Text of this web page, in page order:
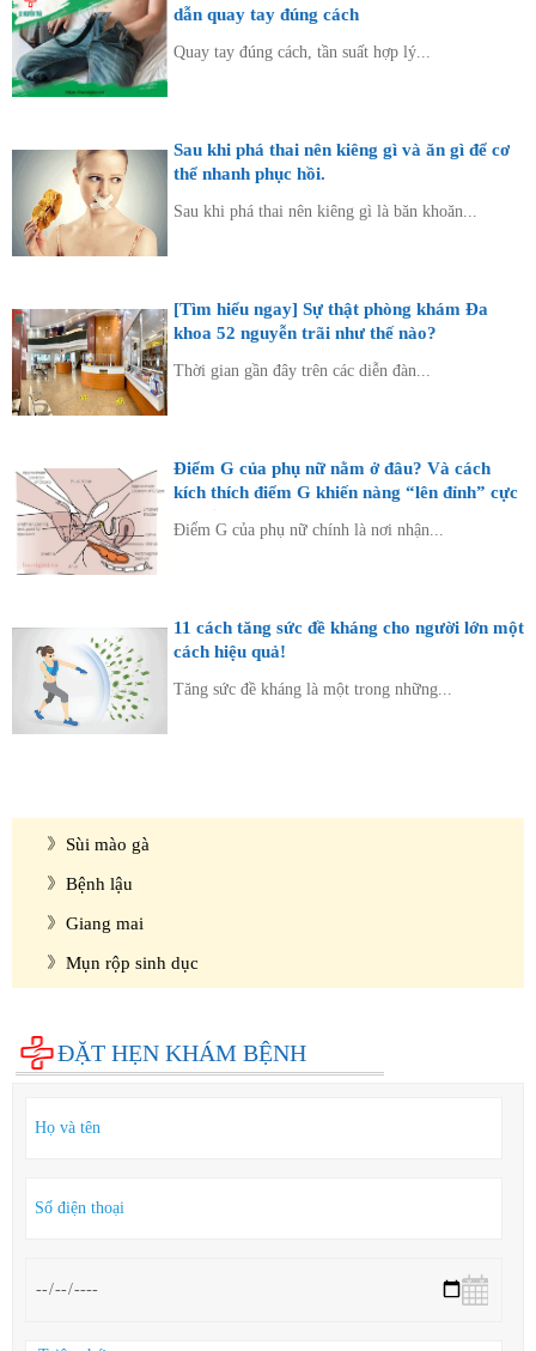
dẫn quay tay đúng cách
Quay tay đúng cách, tần suất hợp lý...
Sau khi phá thai nên kiêng gì và ăn gì để cơ
thể nhanh phục hồi.
Sau khi phá thai nên kiêng gì là băn khoăn...
[Tìm hiểu ngay] Sự thật phòng khám Đa
khoa 52 nguyễn trãi như thế nào?
Thời gian gần đây trên các diễn đàn...
Điểm G của phụ nữ nằm ở đâu? Và cách
kích thích điểm G khiến nàng “lên đỉnh” cực
khoái
Điểm G của phụ nữ chính là nơi nhận...
11 cách tăng sức đề kháng cho người lớn một
cách hiệu quả!
Tăng sức đề kháng là một trong những...
Sùi mào gà
Bệnh lậu
Giang mai
Mụn rộp sinh dục
ĐẶT HẸN KHÁM BỆNH